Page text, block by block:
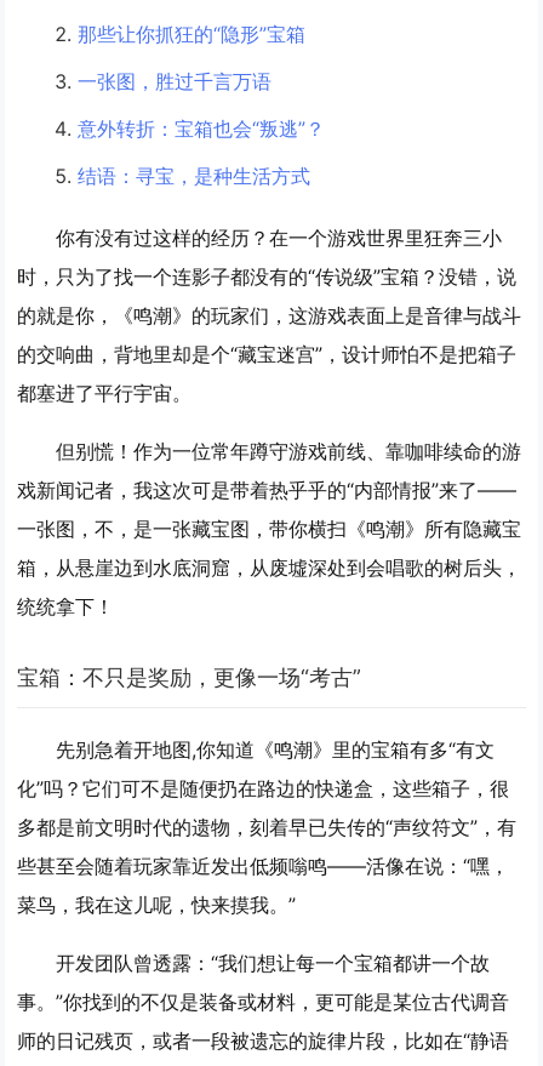
那些让你抓狂的“隐形”宝箱
一张图，胜过千言万语
意外转折：宝箱也会“叛逃”？
结语：寻宝，是种生活方式
你有没有过这样的经历？在一个游戏世界里狂奔三小
时，只为了找一个连影子都没有的“传说级”宝箱？没错，说
的就是你，《鸣潮》的玩家们，这游戏表面上是音律与战斗
的交响曲，背地里却是个“藏宝迷宫”，设计师怕不是把箱子
都塞进了平行宇宙。
但别慌！作为一位常年蹲守游戏前线、靠咖啡续命的游
戏新闻记者，我这次可是带着热乎乎的“内部情报”来了——
一张图，不，是一张藏宝图 ，带你横扫《鸣潮》所有隐藏宝
箱，从悬崖边到水底洞窟，从废墟深处到会唱歌的树后头，
统统拿下！
宝箱：不只是奖励，更像一场“考古”
先别急着开地图,你知道《鸣潮》里的宝箱有多“有文
化”吗？它们可不是随便扔在路边的快递盒，这些箱子，很
多都是前文明时代的遗物，刻着早已失传的“声纹符文”，有
些甚至会随着玩家靠近发出低频嗡鸣——活像在说：“嘿，
菜鸟，我在这儿呢，快来摸我。”
开发团队曾透露：“我们想让每一个宝箱都讲一个故
事。”你找到的不仅是装备或材料，更可能是某位古代调音
师的日记残页，或者一段被遗忘的旋律片段，比如在“静语